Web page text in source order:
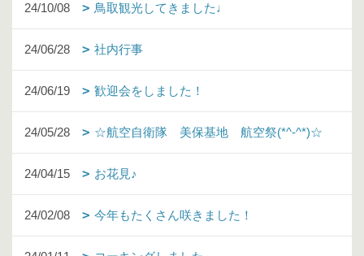
24/10/08 鳥取観光してきました♩
24/06/28 社内行事
24/06/19 歓迎会をしました！
24/05/28 ☆航空自衛隊 美保基地 航空祭(*^-^*)☆
24/04/15 お花見♪
24/02/08 今年もたくさん咲きました！